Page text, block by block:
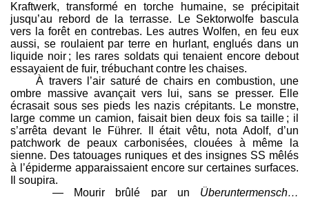
Kraftwerk, transformé en torche humaine, se précipitait
jusqu’au rebord de la terrasse. Le Sektorwolfe bascula
vers la forêt en contrebas. Les autres Wolfen, en feu eux
aussi, se roulaient par terre en hurlant, englués dans un
liquide noir ; les rares soldats qui tenaient encore debout
essayaient de fuir, trébuchant contre les chaises.
À travers l’air saturé de chairs en combustion, une
ombre massive avançait vers lui, sans se presser. Elle
écrasait sous ses pieds les nazis crépitants. Le monstre,
large comme un camion, faisait bien deux fois sa taille ; il
s’arrêta devant le Führer. Il était vêtu, nota Adolf, d’un
patchwork de peaux carbonisées, clouées à même la
sienne. Des tatouages runiques et des insignes SS mêlés
à l’épiderme apparaissaient encore sur certaines surfaces.
Il soupira.
— Mourir brûlé par un Überuntermensch…